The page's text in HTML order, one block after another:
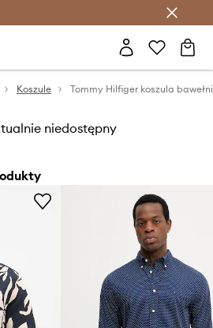
z Answear Club >
Koszule
niedostępny